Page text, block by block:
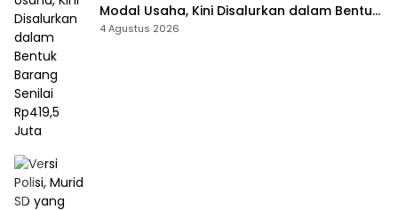
Modal Usaha, Kini Disalurkan dalam Bentuk
Barang Senilai Rp419,5 Juta
4 Agustus 2026